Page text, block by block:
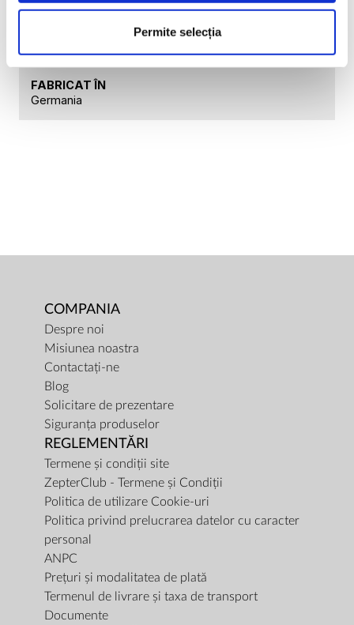
Permite selecția
PRODUCĂTOR
FELIX SOLINGEN GmbH, An den Eichen 6, 42699
FABRICAT ÎN
Germania
COMPANIA
Despre noi
Misiunea noastra
Contactați-ne
Blog
Solicitare de prezentare
Siguranța produselor
REGLEMENTĂRI
Termene și condiții site
ZepterClub - Termene și Condiții
Politica de utilizare Cookie-uri
Politica privind prelucrarea datelor cu caracter
personal
ANPC
Prețuri și modalitatea de plată
Termenul de livrare și taxa de transport
Documente